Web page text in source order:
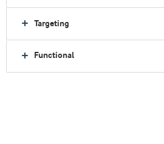
Targeting
Functional